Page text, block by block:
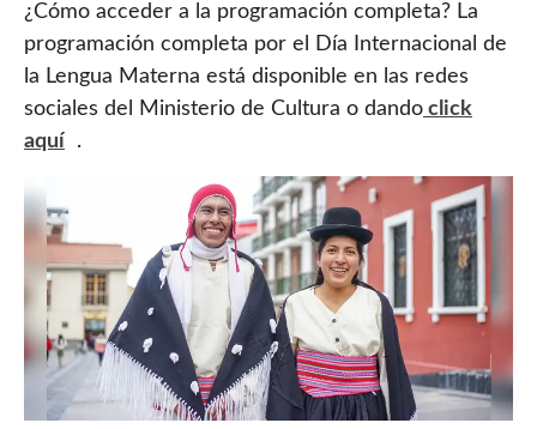
¿Cómo acceder a la programación completa? La
programación completa por el Día Internacional de
la Lengua Materna está disponible en las redes
sociales del Ministerio de Cultura o dando click
aquí
.